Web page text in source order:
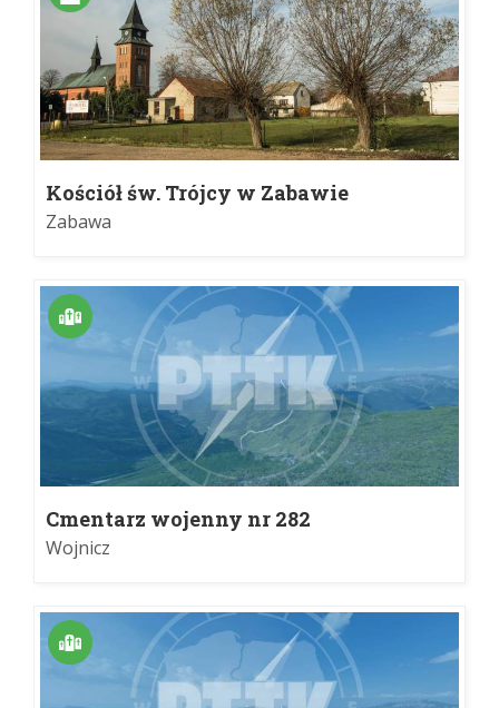
Kościół św. Trójcy w Zabawie
Zabawa
Cmentarz wojenny nr 282
Wojnicz